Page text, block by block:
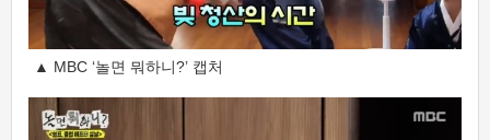
▲ MBC ‘놀면 뭐하니?’ 캡처